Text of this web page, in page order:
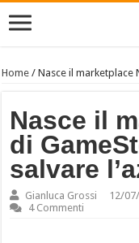
Home /Nasce il marketplace
Nasce il
di
salvare
Gianluca Grossi 12/
4 Commenti